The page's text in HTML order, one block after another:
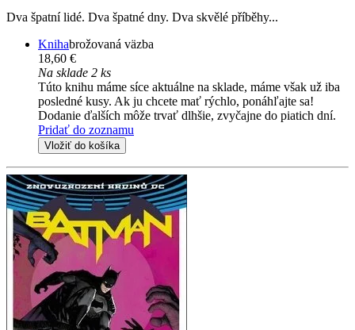
Dva špatní lidé. Dva špatné dny. Dva skvělé příběhy...
Knihabrožovaná väzba
18,60 €
Na sklade 2 ks
Túto knihu máme síce aktuálne na sklade, máme však už iba
posledné kusy. Ak ju chcete mať rýchlo, ponáhľajte sa!
Dodanie ďalších môže trvať dlhšie, zvyčajne do piatich dní.
Pridať do zoznamu
Vložiť do košíka